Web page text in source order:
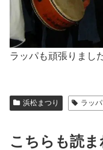
ラッパも頑張りまし
浜松まつり ラッパ
こちらも読ま